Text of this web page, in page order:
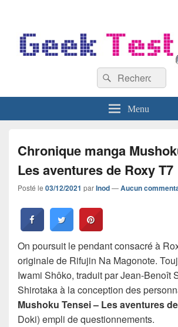
Recherche :
Rechercher
Menu
Chronique manga
Les aventures de Roxy T7
Posté le 03/12/2021 parInod—Aucun
On poursuit le pendant consacré à
originale de Rifujin Na Magonote.
Iwami Shôko, traduit par Jean-Benoît
Shirotaka à la conception des
Mushoku Tensei – Les aventures
Doki) empli de questionnements.